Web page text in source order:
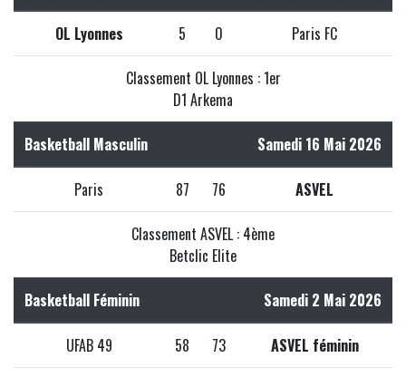
OL Lyonnes 5 0 Paris FC
Classement OL Lyonnes : 1er
D1 Arkema
Basketball Masculin Samedi 16 Mai 2026
Paris 87 76 ASVEL
Classement ASVEL : 4ème
Betclic Elite
Basketball Féminin Samedi 2 Mai 2026
UFAB 49 58 73 ASVEL féminin